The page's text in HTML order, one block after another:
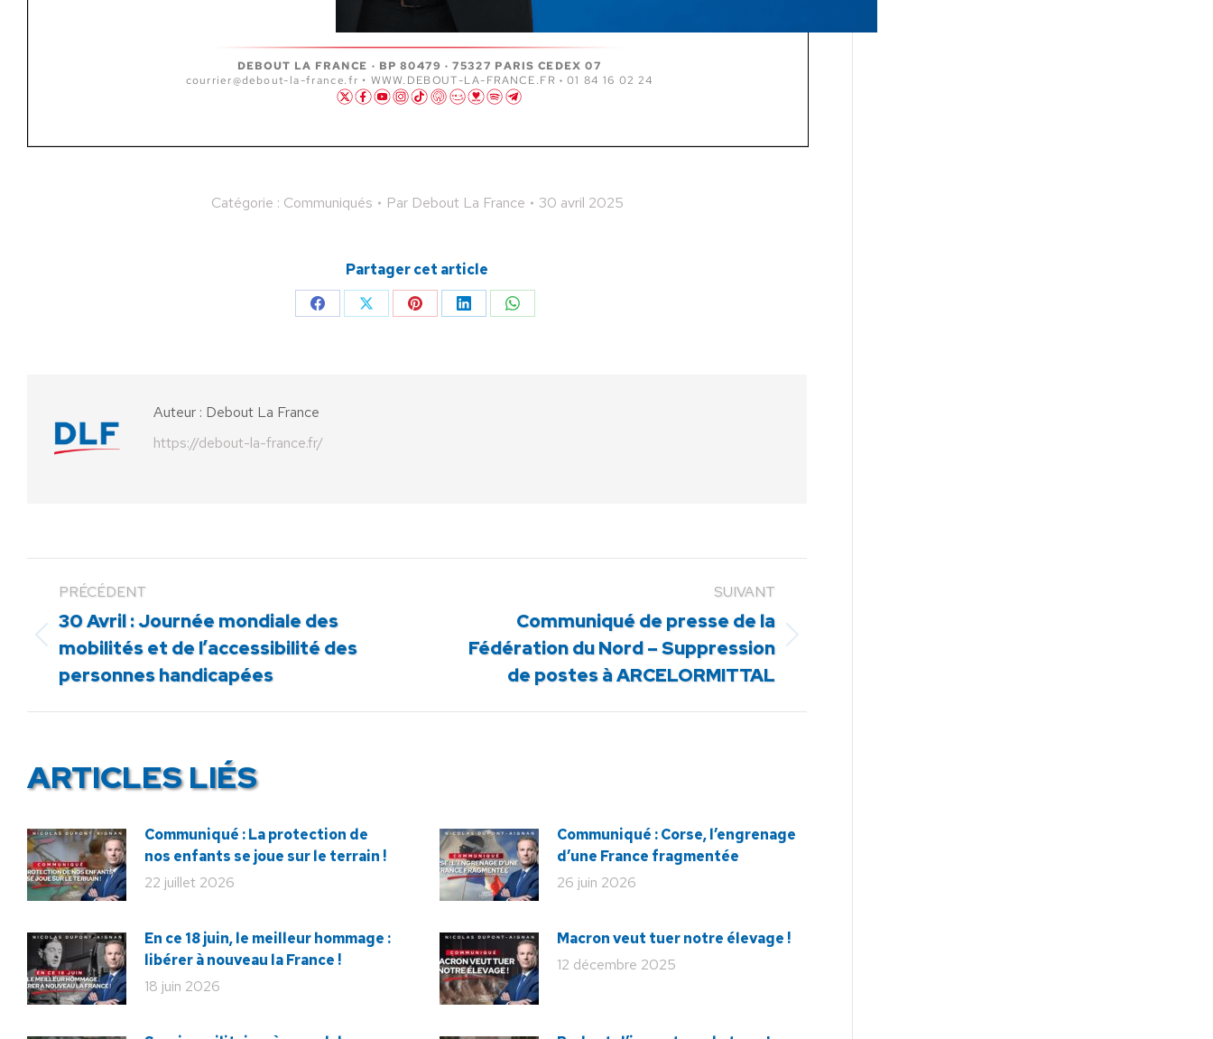
Catégorie : Communiqués Par Debout La France 30 avril 2025
Partager cet article
PartagerPartagerPartagerPartagerPartager
Auteur : Debout La France
https://debout-la-france.fr/
PRÉCÉDENT
Article
:
30 Avril : Journée mondiale des
mobilités et de l’accessibilité des
personnes handicapées
SUIVANT
Article
Communiqué de presse de la
Fédération du Nord – Suppression
de postes à ARCELORMITTAL
ARTICLES LIÉS
Communiqué : La protection de
nos enfants se joue sur le terrain !
22 juillet 2026
Communiqué : Corse, l’engrenage
d’une France fragmentée
26 juin 2026
En ce 18 juin, le meilleur hommage :
libérer à nouveau la France !
18 juin 2026
Macron veut tuer notre élevage !
12 décembre 2025